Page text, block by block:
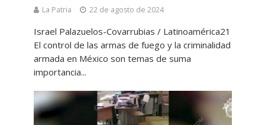
La Patria 22 de agosto de 2024
Israel Palazuelos-Covarrubias / Latinoamérica21
El control de las armas de fuego y la criminalidad
armada en México son temas de suma
importancia...